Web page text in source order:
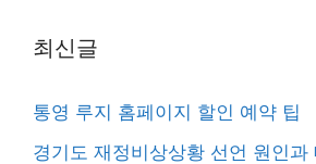
최신글
통영 루지 홈페이지 할인 예약 팁
경기도 재정비상상황 선언 원인과